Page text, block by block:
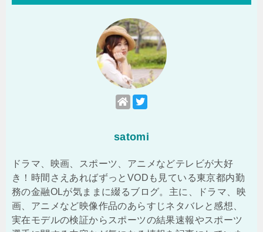
satomi
ドラマ、映画、スポーツ、アニメなどテレビが大好
き！時間さえあればずっとVODも見ている東京都内勤
務の金融OLが気ままに綴るブログ。主に、ドラマ、映
画、アニメなど映像作品のあらすじネタバレと感想、
実在モデルの検証からスポーツの結果速報やスポーツ